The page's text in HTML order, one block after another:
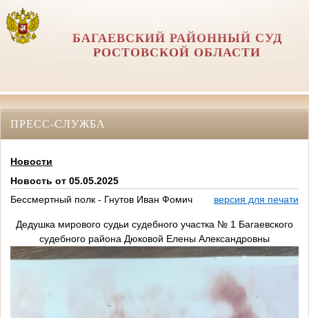
БАГАЕВСКИЙ РАЙОННЫЙ СУД
РОСТОВСКОЙ ОБЛАСТИ
ПРЕСС-СЛУЖБА
Новости
Новость от 05.05.2025
Бессмертный полк - Гнутов Иван Фомич
версия для печати
Дедушка мирового судьи судебного участка № 1 Багаевского
судебного района Дюковой Елены Александровны